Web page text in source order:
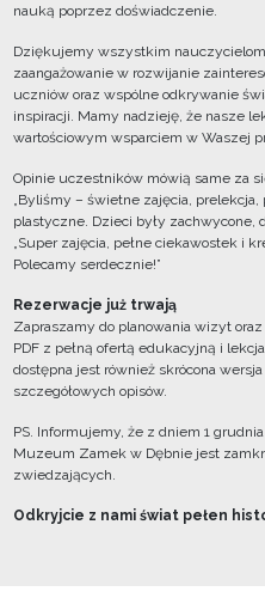
nauką poprzez doświadczenie.
Dziękujemy wszystkim
zaangażowanie w rozwijanie
uczniów oraz wspólne odkrywanie
inspiracji. Mamy nadzieję, że nasze
wartościowym wsparciem w Waszej
Opinie uczestników mówią same za
„Byliśmy – świetne zajęcia, prelekcja,
plastyczne. Dzieci były zachwycone,
„Super zajęcia, pełne ciekawostek i
Polecamy serdecznie!”
Rezerwacje już trwają
Zapraszamy do planowania wizyt
PDF z pełną ofertą edukacyjną i
dostępna jest również skrócona
szczegółowych opisów.
PS. Informujemy, że z dniem 1 grudnia
Muzeum Zamek w Dębnie jest
zwiedzających.
Odkryjcie z nami świat pełen